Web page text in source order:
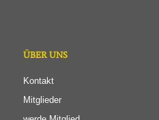
ÜBER UNS
Kontakt
Mitglieder